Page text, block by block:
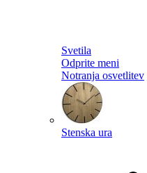
Svetila
Odprite meni
Notranja osvetlitev
Stenska ura